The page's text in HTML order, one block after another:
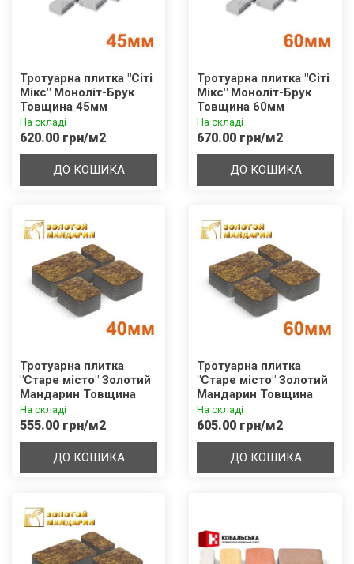
Тротуарна плитка "Сіті
Мікс" Моноліт-Брук
Товщина 45мм
На складі
620.00 грн/м2
ДО КОШИКА
Тротуарна плитка "Сіті
Мікс" Моноліт-Брук
Товщина 60мм
На складі
670.00 грн/м2
ДО КОШИКА
Тротуарна плитка
"Старе місто" Золотий
Мандарин Товщина
40мм
На складі
555.00 грн/м2
ДО КОШИКА
Тротуарна плитка
"Старе місто" Золотий
Мандарин Товщина
60мм
На складі
605.00 грн/м2
ДО КОШИКА